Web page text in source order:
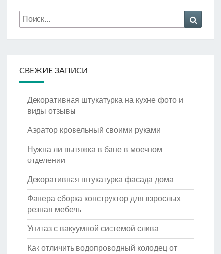
Искать:
СВЕЖИЕ ЗАПИСИ
Декоративная штукатурка на кухне фото и
виды отзывы
Аэратор кровельный своими руками
Нужна ли вытяжка в бане в моечном
отделении
Декоративная штукатурка фасада дома
Фанера сборка конструктор для взрослых
резная мебель
Унитаз с вакуумной системой слива
Как отличить водопроводный колодец от